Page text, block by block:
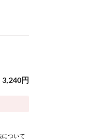
3,240円
について